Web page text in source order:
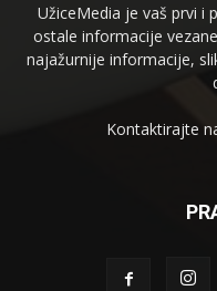
UžiceMedia je vaš prvi i
ostale informacije
najažurnije informacije,
Kontaktirajte